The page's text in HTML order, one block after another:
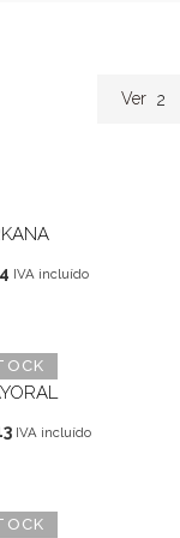
Ver 2
O
é:
€33,54.
IVA incluído
O
é:
IVA incluído